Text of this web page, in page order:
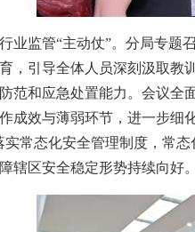
业监管“主动仗”。分局专
，引导全体人员深刻汲取
范和应急处置能力。会议
成效与薄弱环节，进一步
常态化安全管理制度，常
辖区安全稳定形势持续向好